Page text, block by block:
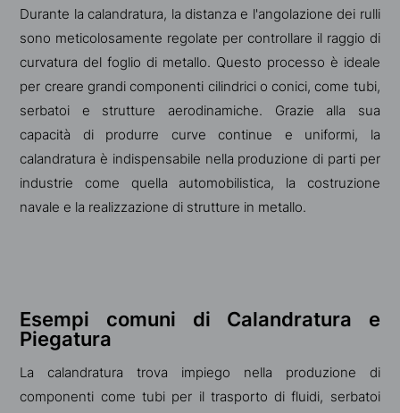
Durante la calandratura, la distanza e l'angolazione dei rulli
sono meticolosamente regolate per controllare il raggio di
curvatura del foglio di metallo. Questo processo è ideale
per creare grandi componenti cilindrici o conici, come tubi,
serbatoi e strutture aerodinamiche. Grazie alla sua
capacità di produrre curve continue e uniformi, la
calandratura è indispensabile nella produzione di parti per
industrie come quella automobilistica, la costruzione
navale e la realizzazione di strutture in metallo.
Esempi comuni di Calandratura e
Piegatura
La calandratura trova impiego nella produzione di
componenti come tubi per il trasporto di fluidi, serbatoi